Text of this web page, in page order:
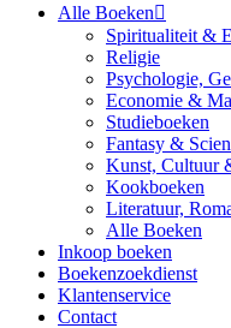
Alle Boeken
Spiritualiteit &
Religie
Psychologie,
Economie &
Studieboeken
Fantasy &
Kunst, Cultuur
Kookboeken
Literatuur,
Alle Boeken
Inkoop boeken
Boekenzoekdienst
Klantenservice
Contact